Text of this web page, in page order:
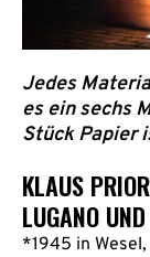
Jedes
es ein sechs
Stück Papier
KLAUS
LUGANO
*1945 in Wesel,